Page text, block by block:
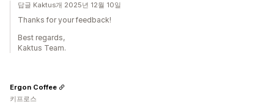
답글 Kaktus개 2025년 12월 10일
Thanks for your feedback!
Best regards,
Kaktus Team.
Ergon Coffee
키프로스